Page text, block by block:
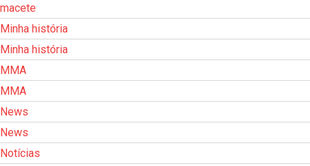
macete
Minha história
Minha história
MMA
MMA
News
News
Notícias